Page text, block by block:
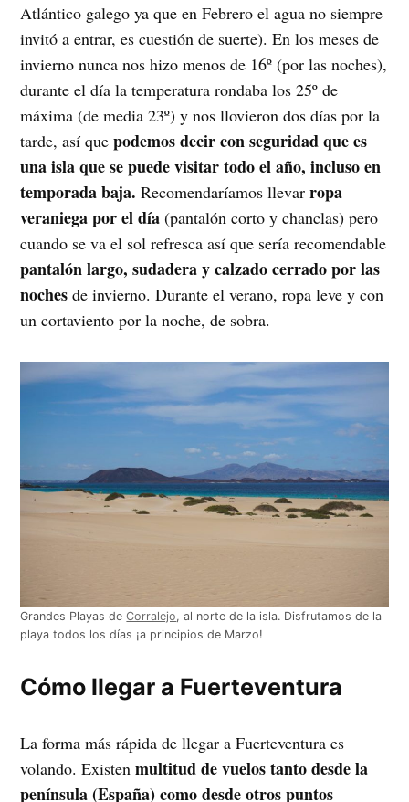
Atlántico galego ya que en Febrero el agua no siempre
invitó a entrar, es cuestión de suerte). En los meses de
invierno nunca nos hizo menos de 16º (por las noches),
durante el día la temperatura rondaba los 25º de
máxima (de media 23º) y nos llovieron dos días por la
tarde, así quepodemos decir con seguridad que es
una isla que se puede visitar todo el año, incluso en
temporada baja. Recomendaríamos llevarropa
veraniega por el día (pantalón corto y chanclas) pero
cuando se va el sol refresca así que sería recomendable
pantalón largo, sudadera y calzado cerrado por las
noches de invierno. Durante el verano, ropa leve y con
un cortaviento por la noche, de sobra.
Grandes Playas deCorralejo, al norte de la isla. Disfrutamos de la
playa todos los días ¡a principios de Marzo!
Cómo llegar a Fuerteventura
La forma más rápida de llegar a Fuerteventura es
volando. Existenmultitud de vuelos tanto desde la
península (España) como desde otros puntos